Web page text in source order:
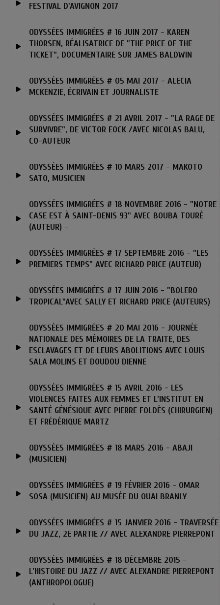
FESTIVAL D'AVIGNON 2017
ODYSSÉES IMMIGRÉES # 16 JUIN 2017 - KAREN
THORSEN, RÉALISATRICE DE "THE PRICE OF THE
TICKET", DOCUMENTAIRE SUR JAMES BALDWIN
ODYSSÉES IMMIGRÉES # 05 MAI 2017 - ALECIA
MCKENZIE, ÉCRIVAIN ET JOURNALISTE
ODYSSÉES IMMIGRÉES # 21 AVRIL 2017 - "LA RAGE DE
SURVIVRE", DE VICTOR EOCK /AVEC NICOLAS BALU,
CO-AUTEUR
ODYSSÉES IMMIGRÉES # 10 MARS 2017 - MAKOTO
SATO, MUSICIEN
ODYSSÉES IMMIGRÉES # 18 NOVEMBRE 2016 - "NOTRE
CASE EST À SAINT-DENIS 93" AVEC BOUBA TOURÉ
(AUTEUR) -
ODYSSÉES IMMIGRÉES # 17 SEPTEMBRE 2016 - "LES
PREMIERS TEMPS" AVEC RICHARD PRICE (AUTEUR)
ODYSSÉES IMMIGRÉES # 17 JUIN 2016 - "BOLERO
TROPICAL"AVEC SALLY ET RICHARD PRICE (AUTEURS)
ODYSSÉES IMMIGRÉES # 20 MAI 2016 - JOURNÉE
NATIONALE DES MÉMOIRES DE LA TRAITE, DES
ESCLAVAGES ET DE LEURS ABOLITIONS AVEC LOUIS
SALA MOLINS ET DOUDOU DIENNE
ODYSSÉES IMMIGRÉES # 15 AVRIL 2016 - LES
VIOLENCES FAITES AUX FEMMES ET L’INSTITUT EN
SANTÉ GÉNÉSIQUE AVEC PIERRE FOLDÈS (CHIRURGIEN)
ET FRÉDÉRIQUE MARTZ
ODYSSÉES IMMIGRÉES # 18 MARS 2016 - ABAJI
(MUSICIEN)
ODYSSÉES IMMIGRÉES # 19 FÉVRIER 2016 - OMAR
SOSA (MUSICIEN) AU MUSÉE DU QUAI BRANLY
ODYSSÉES IMMIGRÉES # 15 JANVIER 2016 - TRAVERSÉE
DU JAZZ, 2E PARTIE // AVEC ALEXANDRE PIERREPONT
ODYSSÉES IMMIGRÉES # 18 DÉCEMBRE 2015 -
L’HISTOIRE DU JAZZ // AVEC ALEXANDRE PIERREPONT
(ANTHROPOLOGUE)